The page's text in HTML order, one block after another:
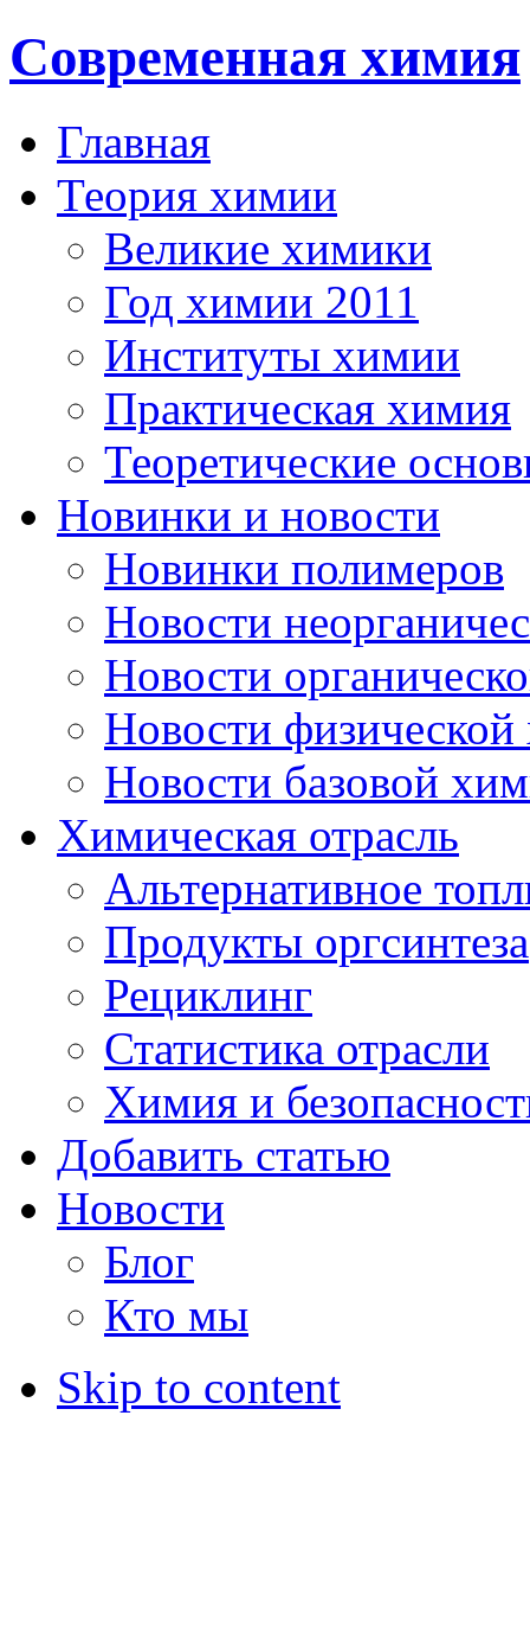
Современная химия
Главная
Теория химии
Великие химики
Год химии 2011
Институты химии
Практическая химия
Теоретические
Новинки и новости
Новинки полимеров
Новости
Новости
Новости
Новости базовой
Химическая отрасль
Альтернативное
Продукты оргсинтеза
Рециклинг
Статистика отрасли
Химия и
Добавить статью
Новости
Блог
Кто мы
Skip to content